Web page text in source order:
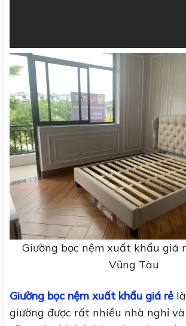
Giường bọc nệm xuất khẩu giá
Vũng Tàu
Giường bọc nệm xuất khẩu giá rẻ
giường được rất nhiều nhà nghỉ